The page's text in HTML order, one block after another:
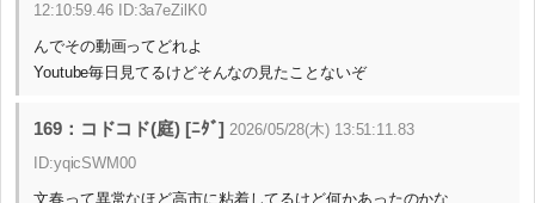
12:10:59.46 ID:3a7eZilK0
んでその動画ってどれよ
Youtube毎日見てるけどそんなの見たことないぞ
169：コドコド(庭) [ﾆﾀﾞ] 2026/05/28(木) 13:51:11.83
ID:yqicSWM00
文春って異常なほど高市に粘着してるけど何かあったのかな